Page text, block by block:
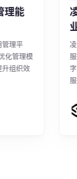
能
平
理模
织效
凌
业
凌
服
字
服